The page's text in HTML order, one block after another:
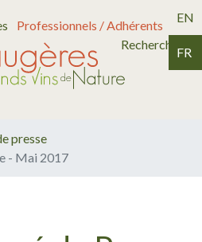
Professionnels / Adhérents
Recherche
EN
FR
presse
- Mai 2017